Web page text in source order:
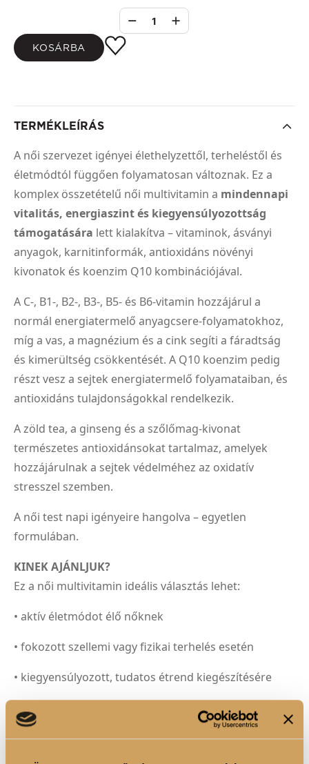
1
KOSÁRBA
TERMÉKLEÍRÁS
A női szervezet igényei élethelyzettől, terheléstől és
életmódtól függően folyamatosan változnak. Ez a
komplex összetételű női multivitamin a mindennapi
vitalitás, energiaszint és kiegyensúlyozottság
támogatására lett kialakítva – vitaminok, ásványi
anyagok, karnitinformák, antioxidáns növényi
kivonatok és koenzim Q10 kombinációjával.
A C-, B1-, B2-, B3-, B5- és B6-vitamin hozzájárul a
normál energiatermelő anyagcsere-folyamatokhoz,
míg a vas, a magnézium és a cink segíti a fáradtság
és kimerültség csökkentését. A Q10 koenzim pedig
részt vesz a sejtek energiatermelő folyamataiban, és
antioxidáns tulajdonságokkal rendelkezik.
A zöld tea, a ginseng és a szőlőmag-kivonat
természetes antioxidánsokat tartalmaz, amelyek
hozzájárulnak a sejtek védelméhez az oxidatív
stresszel szemben.
A női test napi igényeire hangolva – egyetlen
formulában.
KINEK AJÁNLJUK?
Ez a női multivitamin ideális választás lehet:
• aktív életmódot élő nőknek
• fokozott szellemi vagy fizikai terhelés esetén
• kiegyensúlyozott, tudatos étrend kiegészítésére
• azok számára, akik nem csak egy „alap”
multivitamint keresnek